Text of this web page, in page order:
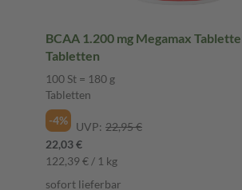
BCAA 1.200 mg Megamax
Tabletten
100 St = 180 g
Tabletten
-4%
UVP: 22,95 €
22,03 €
122,39 € / 1 kg
sofort lieferbar